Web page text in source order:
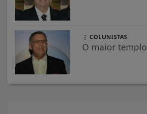
COLUNISTAS
O maior templo